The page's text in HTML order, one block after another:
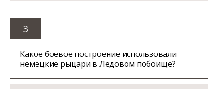
3
Какое боевое построение использовали
немецкие рыцари в Ледовом побоище?